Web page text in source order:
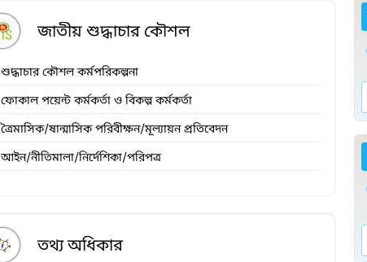
জাতীয় শুদ্ধাচার কৌশল
শুদ্ধাচার কৌশল কর্মপরিকল্পনা
ফোকাল পয়েন্ট কর্মকর্তা ও বিকল্প কর্মকর্তা
ত্রৈমাসিক/ষান্মাসিক পরিবীক্ষন/মূল্যায়ন প্রতিবেদন
আইন/নীতিমালা/নির্দেশিকা/পরিপত্র
তথ্য অধিকার